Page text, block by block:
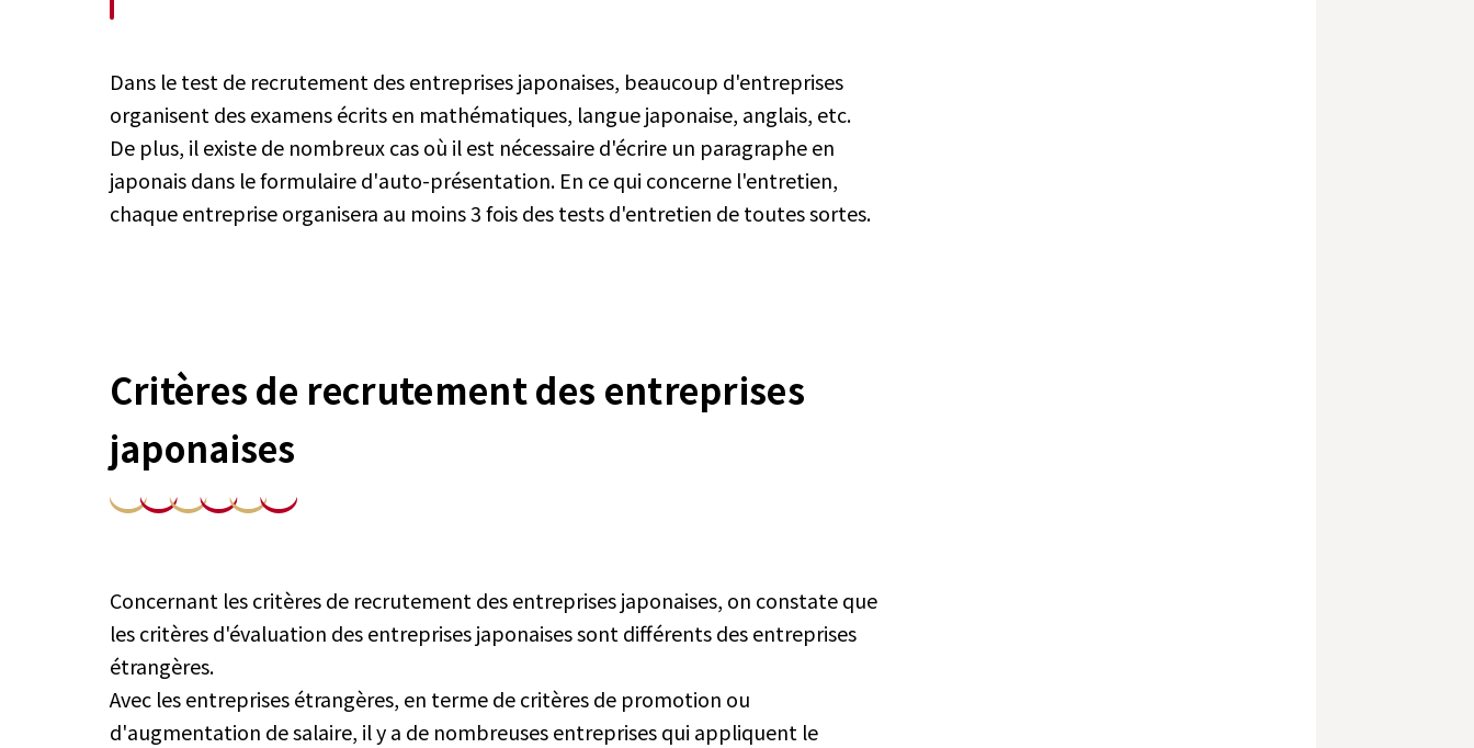
Dans le test de recrutement des entreprises japonaises, beaucoup d'entreprises
organisent des examens écrits en mathématiques, langue japonaise, anglais, etc.
De plus, il existe de nombreux cas où il est nécessaire d'écrire un paragraphe en
japonais dans le formulaire d'auto-présentation. En ce qui concerne l'entretien,
chaque entreprise organisera au moins 3 fois des tests d'entretien de toutes sortes.
Critères de recrutement des entreprises
japonaises
Concernant les critères de recrutement des entreprises japonaises, on constate que
les critères d'évaluation des entreprises japonaises sont différents des entreprises
étrangères.
Avec les entreprises étrangères, en terme de critères de promotion ou
d'augmentation de salaire, il y a de nombreuses entreprises qui appliquent le